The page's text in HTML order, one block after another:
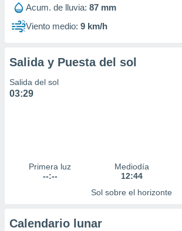
Acum. de lluvia: 87 mm
Viento medio: 9 km/h
Salida y Puesta del sol
Salida del sol
03:29
Primera luz
--:--
Mediodía
12:44
Sol sobre el horizonte
Calendario lunar